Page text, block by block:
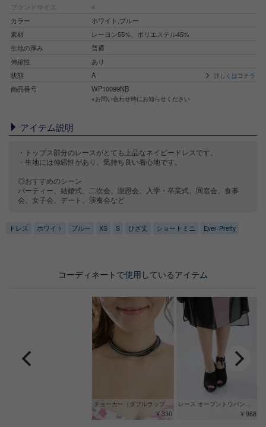
ブランドサイズ
4
カラー
ホワイト,ブルー
素材
レーヨン55%、ポリエステル45%
生地の厚み
普通
伸縮性
あり
状態
A 詳しくはコチラ
商品番号 WP10099NB
※お問い合わせ時にお知らせください
アイテム説明
・トップス部分のレースがとても上品なネイビードレスです。
・生地には伸縮性があり、気持ち良い着心地です。
◎おすすめのシーン
パーティー、結婚式、二次会、謝恩会、入学・卒業式、同窓会、食事
会、女子会、デート、演奏会など
ドレス ホワイト ブルー XS S ひざ丈 ショートミニ Ever-Pretty
コーディネートで使用しているアイテム
チョーカー（ダブルラップ ブレスレット 2連）
¥ 330
レース オープントウパンプス
¥ 968